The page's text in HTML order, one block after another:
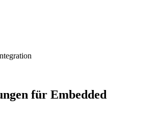
für Embedded